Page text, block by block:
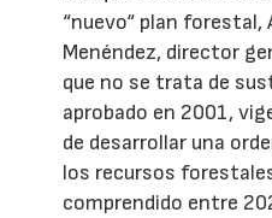
“nuevo“ plan forestal,
Menéndez, director
que no se trata de
aprobado en 2001,
de desarrollar una
los recursos
comprendido entre